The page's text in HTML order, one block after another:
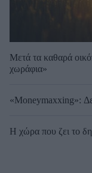
Μετά τα καθαρά
χωράφια»
«Moneymaxxing»:
Η χώρα που ζει το